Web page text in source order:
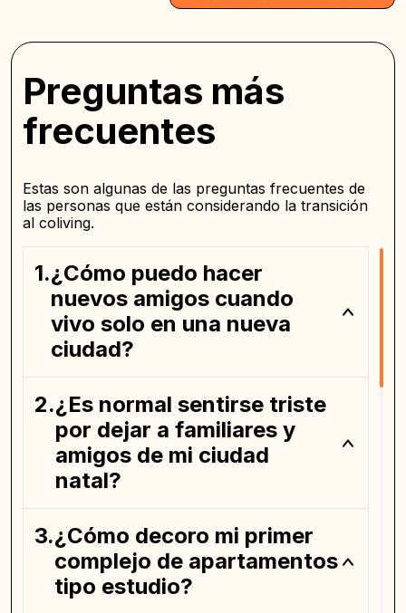
Preguntas más
frecuentes
Estas son algunas de las preguntas frecuentes de
las personas que están considerando la transición
al coliving.
¿Cómo puedo hacer
nuevos amigos cuando
vivo solo en una nueva
ciudad?
¿Es normal sentirse triste
por dejar a familiares y
amigos de mi ciudad
natal?
¿Cómo decoro mi primer
complejo de apartamentos
tipo estudio?